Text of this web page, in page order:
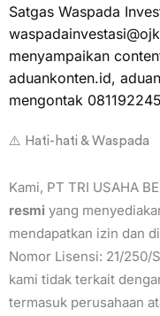
Satgas Waspada
menyampaikan
aduankonten.id,
mengontak
⚠️ Hati-hati & Waspada
Kami, PT TRI USAHA
resmi yang
mendapatkan izin dan
Nomor Lisensi: 21/250/
kami tidak terkait
termasuk perusahaan